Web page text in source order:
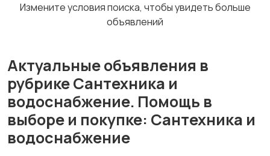
Измените условия поиска, чтобы увидеть больше
объявлений
Актуальные объявления в
рубрике Сантехника и
водоснабжение. Помощь в
выборе и покупке: Сантехника и
водоснабжение